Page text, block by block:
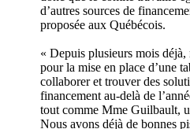
d’autres sources de
proposée aux Québécois.
« Depuis plusieurs mois
pour la mise en place d’une
collaborer et trouver des
financement au-delà de
tout comme Mme Guilbault,
Nous avons déjà de bonnes